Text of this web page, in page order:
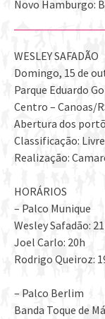
Novo Hamburgo:
WESLEY SAFADÃO
Domingo, 15 de
Parque Eduardo
Centro – Canoas/
Abertura dos
Classificação: Livre
Realização:
HORÁRIOS
– Palco Munique
Wesley Safadão:
Joel Carlo: 20h
Rodrigo Queiroz:
– Palco Berlim
Banda Toque de